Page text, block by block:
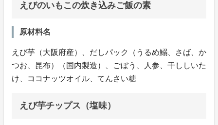
えびのいもこの炊き込みご飯の素
原材料名
えび芋（大阪府産）、だしパック（うるめ鰯、さば、か
つお、昆布）（国内製造）、ごぼう、人参、干ししいた
け、ココナッツオイル、てんさい糖
えび芋チップス（塩味）